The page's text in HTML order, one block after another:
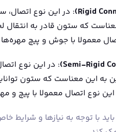
: در این نوع
که ستون قادر به انتقال
معمولا با جوش و پیچ
: در این نوع
این معناست که ستون
نوع اتصال معمولا با پیچ و
با توجه به نیازها و شرایط